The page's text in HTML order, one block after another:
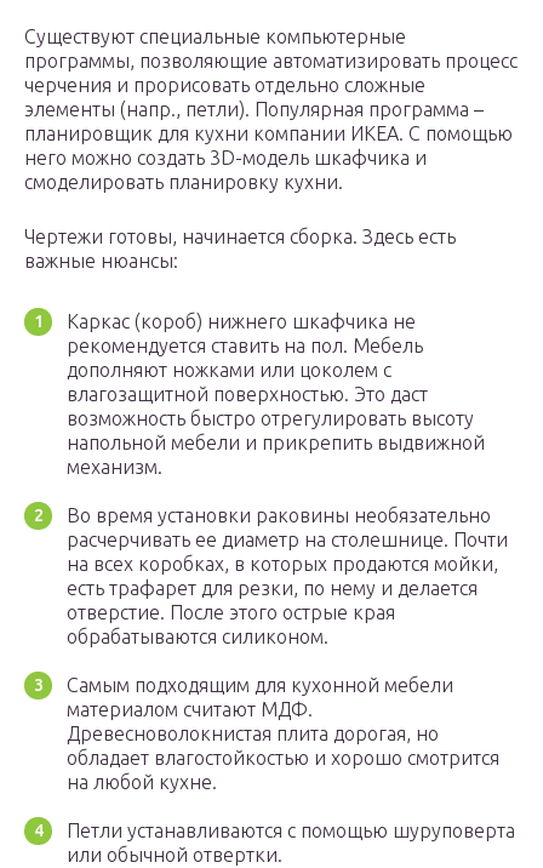
Существуют специальные компьютерные
программы, позволяющие автоматизировать процесс
черчения и прорисовать отдельно сложные
элементы (напр., петли). Популярная программа –
планировщик для кухни компании ИКЕА. С помощью
него можно создать 3D-модель шкафчика и
смоделировать планировку кухни.
Чертежи готовы, начинается сборка. Здесь есть
важные нюансы:
Каркас (короб) нижнего шкафчика не
рекомендуется ставить на пол. Мебель
дополняют ножками или цоколем с
влагозащитной поверхностью. Это даст
возможность быстро отрегулировать высоту
напольной мебели и прикрепить выдвижной
механизм.
Во время установки раковины необязательно
расчерчивать ее диаметр на столешнице. Почти
на всех коробках, в которых продаются мойки,
есть трафарет для резки, по нему и делается
отверстие. После этого острые края
обрабатываются силиконом.
Самым подходящим для кухонной мебели
материалом считают МДФ.
Древесноволокнистая плита дорогая, но
обладает влагостойкостью и хорошо смотрится
на любой кухне.
Петли устанавливаются с помощью шуруповерта
или обычной отвертки.